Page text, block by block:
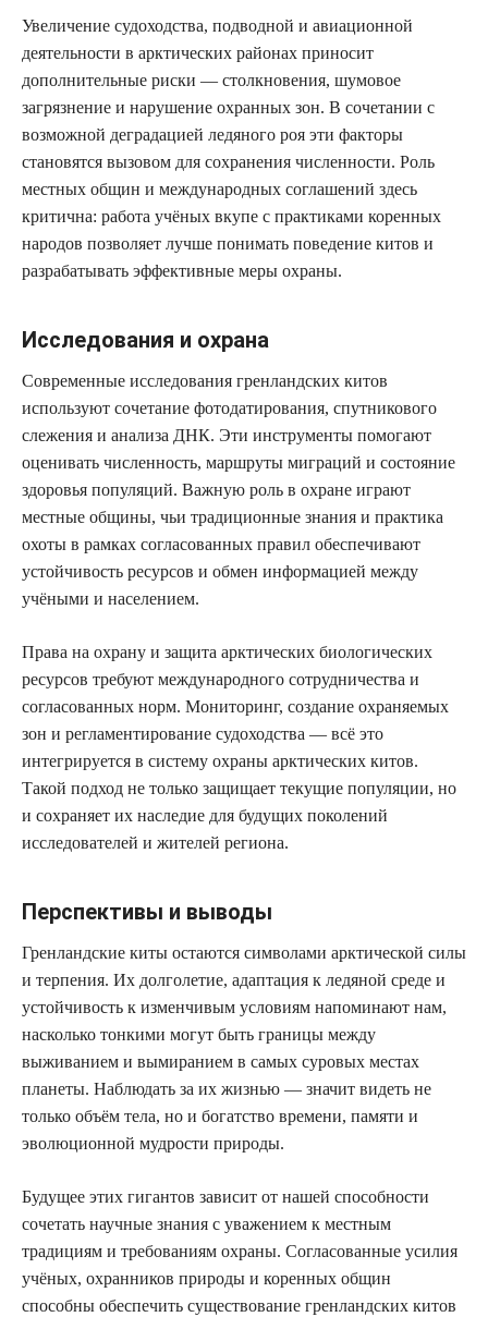
Увеличение судоходства, подводной и авиационной
деятельности в арктических районах приносит
дополнительные риски — столкновения, шумовое
загрязнение и нарушение охранных зон. В сочетании с
возможной деградацией ледяного роя эти факторы
становятся вызовом для сохранения численности. Роль
местных общин и международных соглашений здесь
критична: работа учёных вкупе с практиками коренных
народов позволяет лучше понимать поведение китов и
разрабатывать эффективные меры охраны.
Исследования и охрана
Современные исследования гренландских китов
используют сочетание фотодатирования, спутникового
слежения и анализа ДНК. Эти инструменты помогают
оценивать численность, маршруты миграций и состояние
здоровья популяций. Важную роль в охране играют
местные общины, чьи традиционные знания и практика
охоты в рамках согласованных правил обеспечивают
устойчивость ресурсов и обмен информацией между
учёными и населением.
Права на охрану и защита арктических биологических
ресурсов требуют международного сотрудничества и
согласованных норм. Мониторинг, создание охраняемых
зон и регламентирование судоходства — всё это
интегрируется в систему охраны арктических китов.
Такой подход не только защищает текущие популяции, но
и сохраняет их наследие для будущих поколений
исследователей и жителей региона.
Перспективы и выводы
Гренландские киты остаются символами арктической силы
и терпения. Их долголетие, адаптация к ледяной среде и
устойчивость к изменчивым условиям напоминают нам,
насколько тонкими могут быть границы между
выживанием и вымиранием в самых суровых местах
планеты. Наблюдать за их жизнью — значит видеть не
только объём тела, но и богатство времени, памяти и
эволюционной мудрости природы.
Будущее этих гигантов зависит от нашей способности
сочетать научные знания с уважением к местным
традициям и требованиям охраны. Согласованные усилия
учёных, охранников природы и коренных общин
способны обеспечить существование гренландских китов